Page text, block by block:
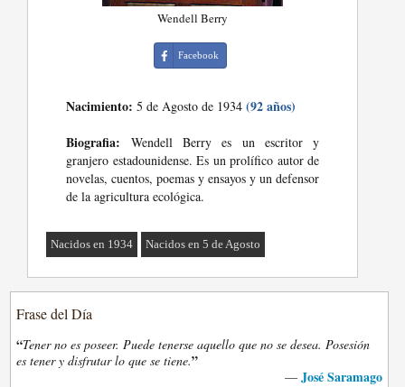
Wendell Berry
Facebook
Nacimiento: 5 de Agosto de 1934(92 años)
Biografia: Wendell Berry es un escritor y
granjero estadounidense. Es un prolífico autor de
novelas, cuentos, poemas y ensayos y un defensor
de la agricultura ecológica.
Nacidos en 1934 Nacidos en 5 de Agosto
Frase del Día
“Tener no es poseer. Puede tenerse aquello que no se desea. Posesión
es tener y disfrutar lo que se tiene.”
— José Saramago